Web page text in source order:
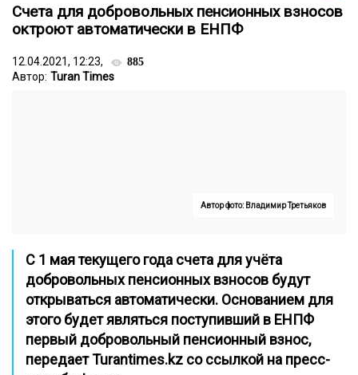
Счета для добровольных пенсионных взносов
октроют автоматически в ЕНПФ
12.04.2021, 12:23, 885
Автор: Turan Times
Автор фото: Владимир Третьяков
С 1 мая текущего года счета для учёта
добровольных пенсионных взносов будут
открываться автоматически. Основанием для
этого будет являться поступивший в ЕНПФ
первый добровольный пенсионный взнос,
передаетTurantimes.kz со ссылкой на пресс-